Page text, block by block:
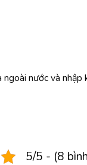
nước và nhập
5/5 - (8